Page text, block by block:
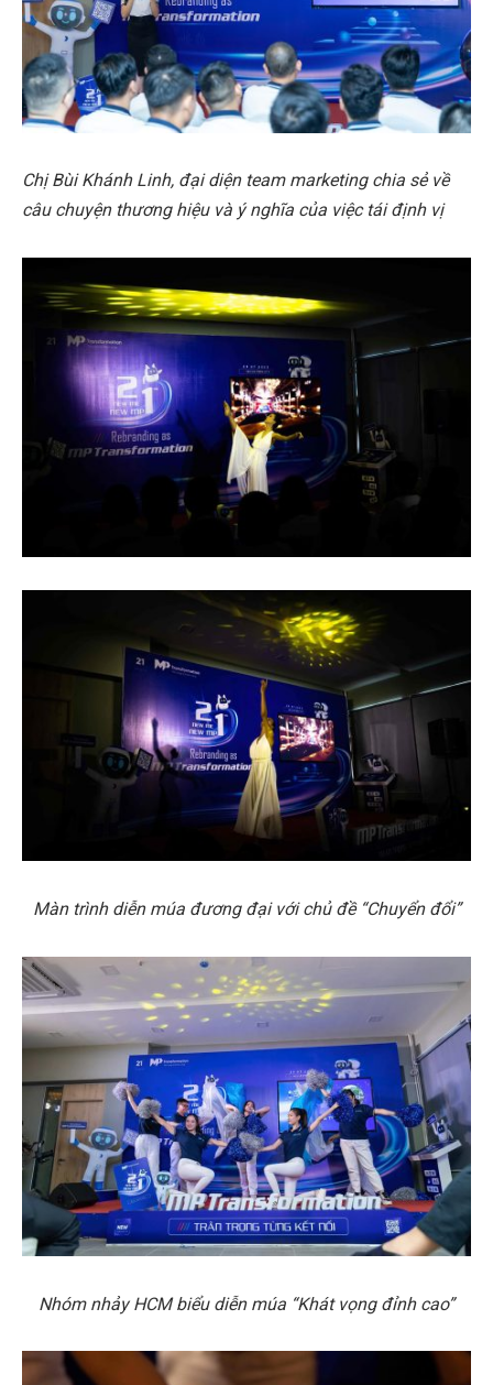
Chị Bùi Khánh Linh, đại diện team marketing chia sẻ về
câu chuyện thương hiệu và ý nghĩa của việc tái định vị
Màn trình diễn múa đương đại với chủ đề “Chuyển đổi”
Nhóm nhảy HCM biểu diễn múa “Khát vọng đỉnh cao”